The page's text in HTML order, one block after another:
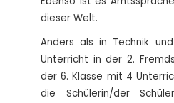
dieser Welt.
Anders als in Technik
Unterricht in der 2.
der 6. Klasse mit 4
die Schülerin/der